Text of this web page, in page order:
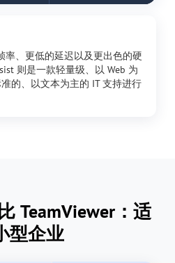
率、更低的延迟以及更出色的硬
则是一款轻量级、以 Web 为
的、以文本为主的 IT 支持进行
TeamViewer：适
型企业